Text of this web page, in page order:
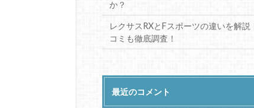
か？
レクサスRXとFスポーツの違いを解説
コミも徹底調査！
最近のコメント